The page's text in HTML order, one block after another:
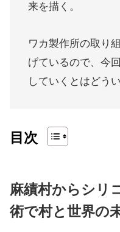
来を描く。
ワカ製作所の取り
げているので、今
していくとはどう
目次
麻績村からシリ
術で村と世界の